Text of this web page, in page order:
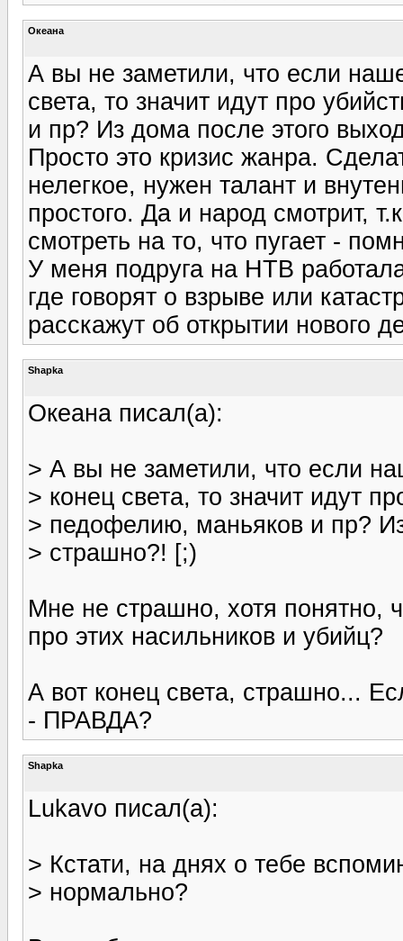
Океана
А вы не заметили, что если
света, то значит идут про
и пр? Из дома после этого
Просто это кризис жанра.
нелегкое, нужен талант и
простого. Да и народ смотрит,
смотреть на то, что пугает -
У меня подруга на НТВ
где говорят о взрыве или
расскажут об открытии нового
Shapka
Океана писал(а):
> А вы не заметили, что если
> конец света, то значит идут
> педофелию, маньяков и пр?
> страшно?! [;)
Мне не страшно, хотя понятно,
про этих насильников и убийц?
А вот конец света, страшно...
- ПРАВДА?
Shapka
Lukavo писал(а):
> Кстати, на днях о тебе
> нормально?